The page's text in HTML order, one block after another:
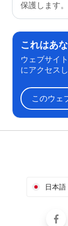
保護します。
これはあ
ウェブサイ
にアクセス
このウェ
日本語